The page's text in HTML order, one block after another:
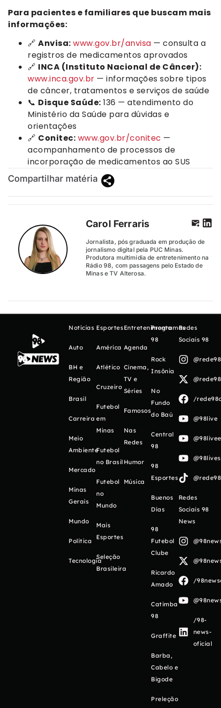
Para pacientes e familiares que buscam mais
informações:
🔗 Anvisa: www.gov.br/anvisa — consulta a
registros de medicamentos aprovados
🔗 INCA (Instituto Nacional de Câncer):
www.inca.gov.br — informações sobre tipos
de câncer, tratamentos e serviços de saúde
📞 Disque Saúde: 136 — atendimento do
Ministério da Saúde para dúvidas e
orientações
🔗 Conitec: www.gov.br/conitec —
acompanhamento de processos de
incorporação de medicamentos ao SUS
Compartilhar matéria
Carol Ferraris
Jornalista, pós graduada em produção de
jornalismo digital pela PUC Minas.
Produtora multimídia de entretenimento na
Rádio 98, com passagens pelo Estado de
Minas e TV Alterosa.
Notícias
Auto
BH e
Região
Brasil
Carreira
Meio
Ambiente
Mercado
Minas
Gerais
Mundo
Política
Tecnologia
Esportes
América
Atlético
Cruzeiro
Futebol
em
Minas
Futebol
no Brasil
Futebol
no
Mundo
Mais
Esportes
Seleção
Brasileira
Entretenimento
Agenda
Cinema,
TV e
Séries
Famosos
Nas
Redes
Humor
Música
Programas
98
Rock
Insônia
No
Fundo
do Baú
Central
98
98
Esportes
Buenos
Días
98
Futebol
Clube
Ricardo
Amado
Catimba
98
Graffite
Barba,
Cabelo e
Bigode
Preleção
Redes
Sociais 98
/
@98live
Redes
Sociais 98
News
/
/98-
news-
oficial